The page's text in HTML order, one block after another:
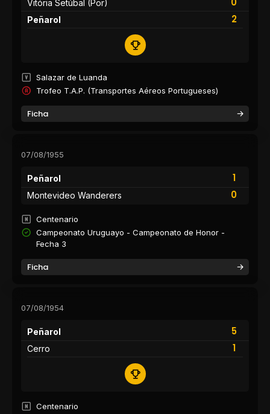
Vitória Setúbal (Por)
2
Peñarol
Salazar de Luanda
Trofeo T.A.P. (Transportes Aéreos Portugueses)
Ficha
07/08/1955
Peñarol
1
0
Montevideo Wanderers
Centenario
Campeonato Uruguayo - Campeonato de Honor -
Fecha 3
Ficha
07/08/1954
Peñarol
5
1
Cerro
Centenario